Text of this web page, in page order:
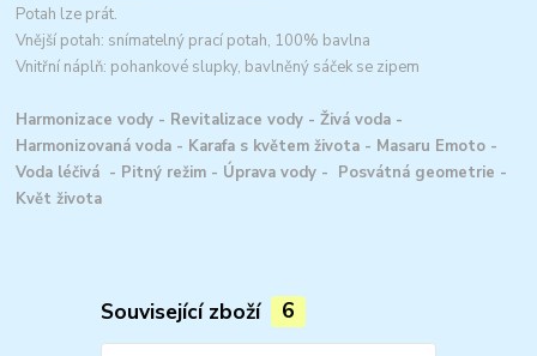
Potah lze prát.
Vnější potah: snímatelný prací potah, 100% bavlna
Vnitřní náplň: pohankové slupky, bavlněný sáček se zipem
Harmonizace vody - Revitalizace vody - Živá voda -
Harmonizovaná voda - Karafa s květem života - Masaru Emoto -
Voda léčivá - Pitný režim - Úprava vody - Posvátná geometrie -
Květ života
Související zboží 6